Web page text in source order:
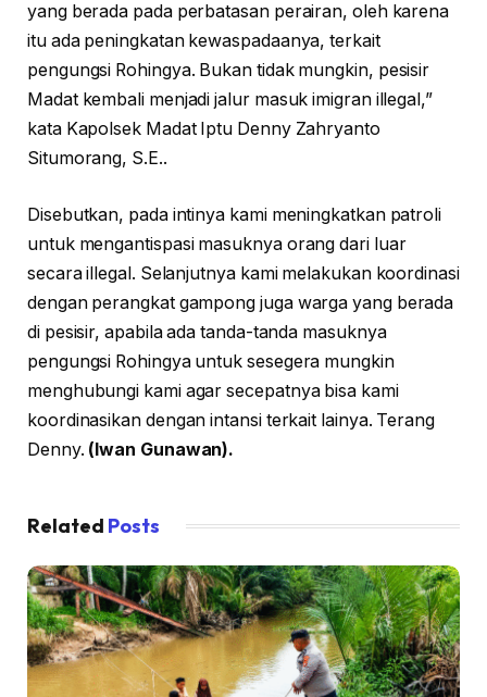
yang berada pada perbatasan perairan, oleh karena
itu ada peningkatan kewaspadaanya, terkait
pengungsi Rohingya. Bukan tidak mungkin, pesisir
Madat kembali menjadi jalur masuk imigran illegal,”
kata Kapolsek Madat Iptu Denny Zahryanto
Situmorang, S.E..
Disebutkan, pada intinya kami meningkatkan patroli
untuk mengantispasi masuknya orang dari luar
secara illegal. Selanjutnya kami melakukan koordinasi
dengan perangkat gampong juga warga yang berada
di pesisir, apabila ada tanda-tanda masuknya
pengungsi Rohingya untuk sesegera mungkin
menghubungi kami agar secepatnya bisa kami
koordinasikan dengan intansi terkait lainya. Terang
Denny. (Iwan Gunawan).
Related Posts